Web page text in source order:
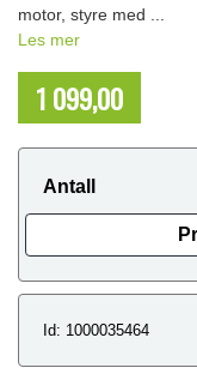
motor, styre med ...
Les mer
1 099,00
Antall
Id: 1000035464